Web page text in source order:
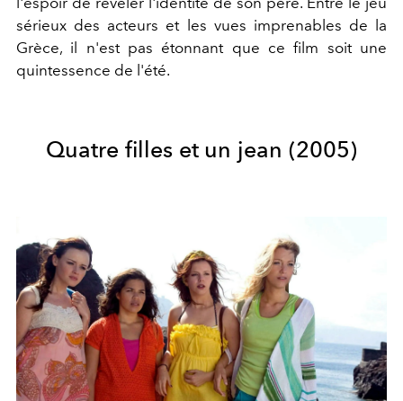
sérieux des acteurs et les vues imprenables de la
Grèce, il n'est pas étonnant que ce film soit une
quintessence de l'été.
Quatre filles et un jean (2005)